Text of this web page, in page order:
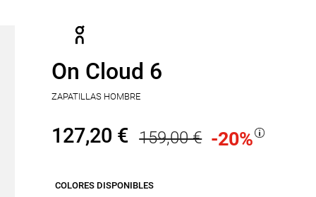
On Cloud 6
ZAPATILLAS HOMBRE
127,20 € 159,00 € -20%
COLORES DISPONIBLES